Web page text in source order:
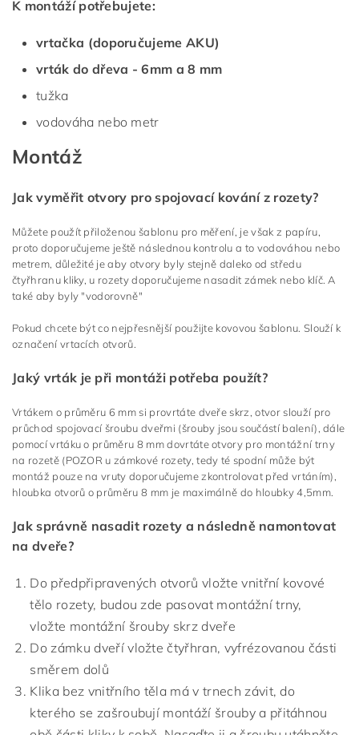
K montáží potřebujete:
vrtačka (doporučujeme AKU)
vrták do dřeva - 6mm a 8 mm
tužka
vodováha nebo metr
Montáž
Jak vyměřit otvory pro spojovací kování z rozety?
Můžete použít přiloženou šablonu pro měření, je však z papíru,
proto doporučujeme ještě následnou kontrolu a to vodováhou nebo
metrem, důležité je aby otvory byly stejně daleko od středu
čtyřhranu kliky, u rozety doporučujeme nasadit zámek nebo klíč. A
také aby byly "vodorovně"
Pokud chcete být co nejpřesnější použijte kovovou šablonu. Slouží k
označení vrtacích otvorů.
Jaký vrták je při montáži potřeba použít?
Vrtákem o průměru 6 mm si provrtáte dveře skrz, otvor slouží pro
průchod spojovací šroubu dveřmi (šrouby jsou součástí balení), dále
pomocí vrtáku o průměru 8 mm dovrtáte otvory pro montážní trny
na rozetě (POZOR u zámkové rozety, tedy té spodní může být
montáž pouze na vruty doporučujeme zkontrolovat před vrtáním),
hloubka otvorů o průměru 8 mm je maximálně do hloubky 4,5mm.
Jak správně nasadit rozety a následně namontovat
na dveře?
Do předpřipravených otvorů vložte vnitřní kovové
tělo rozety, budou zde pasovat montážní trny,
vložte montážní šrouby skrz dveře
Do zámku dveří vložte čtyřhran, vyfrézovanou části
směrem dolů
Klika bez vnitřního těla má v trnech závit, do
kterého se zašroubují montáží šrouby a přitáhnou